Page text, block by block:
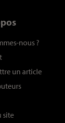
nous ?
un article
site